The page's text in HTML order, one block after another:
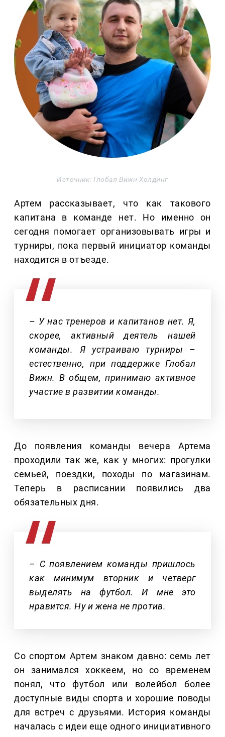
Источник: Глобал Вижн Холдинг
Артем рассказывает, что как такового
капитана в команде нет. Но именно он
сегодня помогает организовывать игры и
турниры, пока первый инициатор команды
находится в отъезде.
– У нас тренеров и капитанов нет. Я,
скорее, активный деятель нашей
команды. Я устраиваю турниры –
естественно, при поддержке Глобал
Вижн. В общем, принимаю активное
участие в развитии команды.
До появления команды вечера Артема
проходили так же, как у многих: прогулки
семьей, поездки, походы по магазинам.
Теперь в расписании появились два
обязательных дня.
– С появлением команды пришлось
как минимум вторник и четверг
выделять на футбол. И мне это
нравится. Ну и жена не против.
Со спортом Артем знаком давно: семь лет
он занимался хоккеем, но со временем
понял, что футбол или волейбол более
доступные виды спорта и хорошие поводы
для встреч с друзьями. История команды
началась с идеи еще одного инициативного